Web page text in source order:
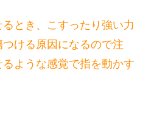
とき、こすったり強い力
ける原因になるので注
ような感覚で指を動かす